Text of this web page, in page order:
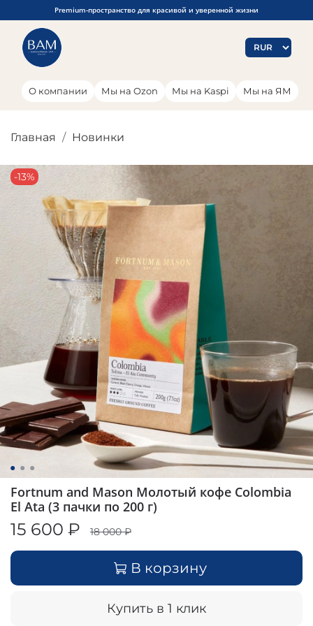
Premium-пространство для красивой и уверенной жизни
О компании Мы на Ozon Мы на Kaspi Мы на ЯМ
Главная Новинки
-13%
Fortnum and Mason Молотый кофе Colombia
El Ata (3 пачки по 200 г)
15 600 ₽ 18 000 ₽
В корзину
Купить в 1 клик